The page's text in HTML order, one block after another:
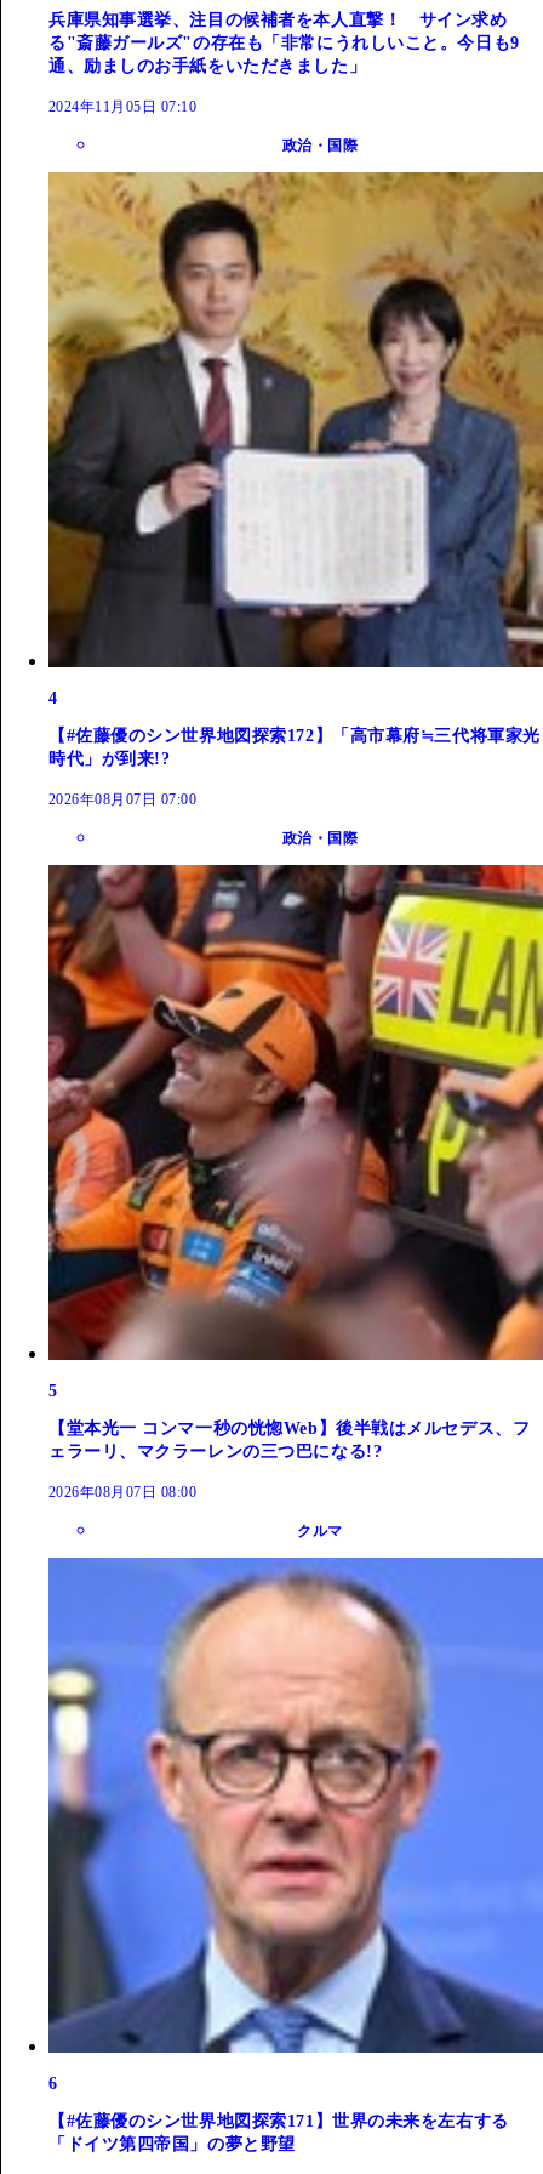
兵庫県知事選挙、注目の候補者を本人直撃！ サイン求め
る"斎藤ガールズ"の存在も「非常にうれしいこと。今日も9
通、励ましのお手紙をいただきました」
2024年11月05日 07:10
政治・国際
4
【#佐藤優のシン世界地図探索172】「高市幕府≒三代将軍家光
時代」が到来!?
2026年08月07日 07:00
政治・国際
5
【堂本光一 コンマ一秒の恍惚Web】後半戦はメルセデス、フ
ェラーリ、マクラーレンの三つ巴になる!?
2026年08月07日 08:00
クルマ
6
【#佐藤優のシン世界地図探索171】世界の未来を左右する
「ドイツ第四帝国」の夢と野望